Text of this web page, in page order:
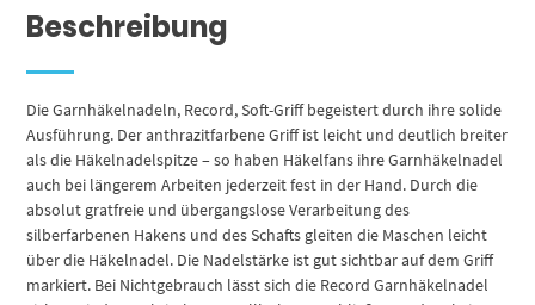
Beschreibung
Die Garnhäkelnadeln, Record, Soft-Griff begeistert durch ihre solide
Ausführung. Der anthrazitfarbene Griff ist leicht und deutlich breiter
als die Häkelnadelspitze – so haben Häkelfans ihre Garnhäkelnadel
auch bei längerem Arbeiten jederzeit fest in der Hand. Durch die
absolut gratfreie und übergangslose Verarbeitung des
silberfarbenen Hakens und des Schafts gleiten die Maschen leicht
über die Häkelnadel. Die Nadelstärke ist gut sichtbar auf dem Griff
markiert. Bei Nichtgebrauch lässt sich die Record Garnhäkelnadel